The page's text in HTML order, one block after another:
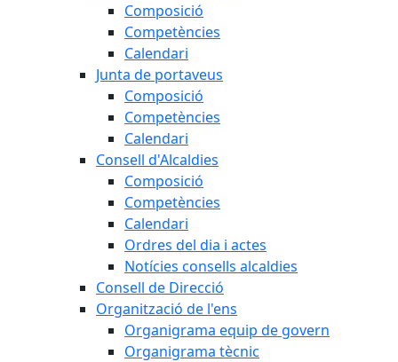
Composició
Competències
Calendari
Junta de portaveus
Composició
Competències
Calendari
Consell d'Alcaldies
Composició
Competències
Calendari
Ordres del dia i actes
Notícies consells alcaldies
Consell de Direcció
Organització de l'ens
Organigrama equip de govern
Organigrama tècnic